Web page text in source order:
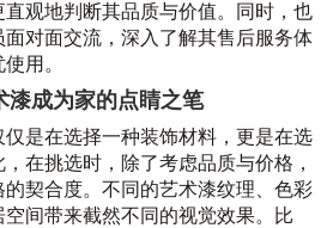
观地判断其品质与价值。同时，也
对面交流，深入了解其售后服务体
用。
漆成为家的点睛之笔
是在选择一种装饰材料，更是在选
在挑选时，除了考虑品质与价格，
契合度。不同的艺术漆纹理、色彩
间带来截然不同的视觉效果。比